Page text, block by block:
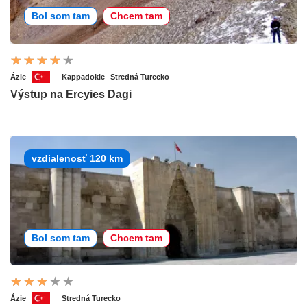
Bol som tam Chcem tam
Ázie Kappadokie Stredná Turecko
Výstup na Ercyies Dagi
vzdialenosť 120 km
Bol som tam Chcem tam
Ázie Stredná Turecko